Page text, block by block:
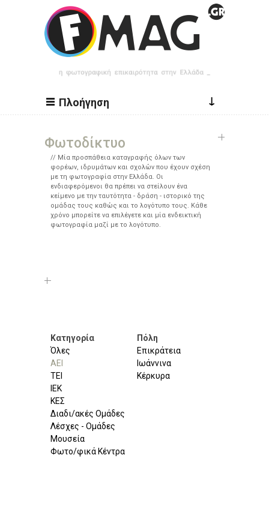
Παράκαμψη προς το κυρίως περιεχόμενο
Πλοήγηση ↓
Φωτοδίκτυο
Μία προσπάθεια καταγραφής όλων των
φορέων, ιδρυμάτων και σχολών που έχουν σχέση
με τη φωτογραφία στην Ελλάδα. Οι
ενδιαφερόμενοι θα πρέπει να στείλουν ένα
κείμενο με την ταυτότητα - δράση - ιστορικό της
ομάδας τους καθώς και το λογότυπο τους. Κάθε
χρόνο μπορείτε να επιλέγετε και μία ενδεικτική
φωτογραφία μαζί με το λογότυπο.
Κατηγορία
Όλες
ΑΕΙ
ΤΕΙ
ΙΕΚ
ΚΕΣ
Διαδι/ακές Ομάδες
Λέσχες - Ομάδες
Μουσεία
Φωτο/φικά Κέντρα
Πόλη
Επικράτεια
Ιωάννινα
Κέρκυρα